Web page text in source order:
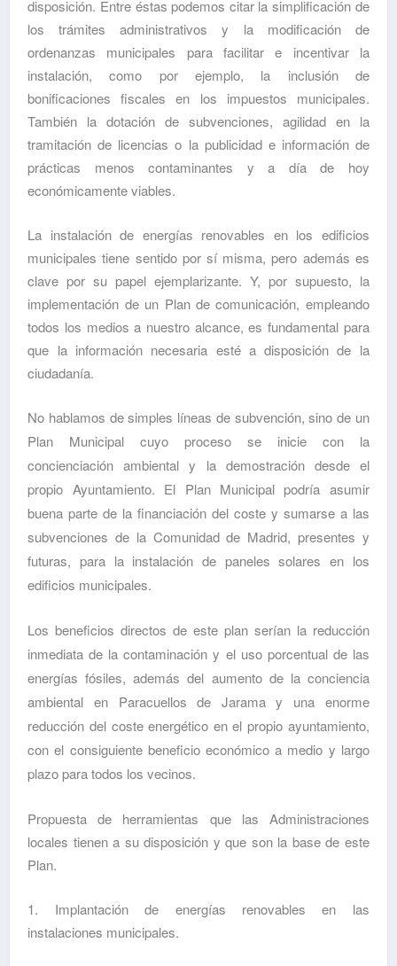
disposición. Entre éstas podemos citar la simplificación de
los trámites administrativos y la modificación de
ordenanzas municipales para facilitar e incentivar la
instalación, como por ejemplo, la inclusión de
bonificaciones fiscales en los impuestos municipales.
También la dotación de subvenciones, agilidad en la
tramitación de licencias o la publicidad e información de
prácticas menos contaminantes y a día de hoy
económicamente viables.
La instalación de energías renovables en los edificios
municipales tiene sentido por sí misma, pero además es
clave por su papel ejemplarizante. Y, por supuesto, la
implementación de un Plan de comunicación, empleando
todos los medios a nuestro alcance, es fundamental para
que la información necesaria esté a disposición de la
ciudadanía.
No hablamos de simples líneas de subvención, sino de un
Plan Municipal cuyo proceso se inicie con la
concienciación ambiental y la demostración desde el
propio Ayuntamiento. El Plan Municipal podría asumir
buena parte de la financiación del coste y sumarse a las
subvenciones de la Comunidad de Madrid, presentes y
futuras, para la instalación de paneles solares en los
edificios municipales.
Los beneficios directos de este plan serían la reducción
inmediata de la contaminación y el uso porcentual de las
energías fósiles, además del aumento de la conciencia
ambiental en Paracuellos de Jarama y una enorme
reducción del coste energético en el propio ayuntamiento,
con el consiguiente beneficio económico a medio y largo
plazo para todos los vecinos.
Propuesta de herramientas que las Administraciones
locales tienen a su disposición y que son la base de este
Plan.
1. Implantación de energías renovables en las
instalaciones municipales.